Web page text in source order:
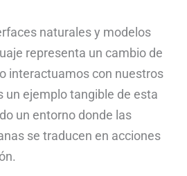
naturales y modelos
representa un cambio de
interactuamos con nuestros
un ejemplo tangible de esta
un entorno donde las
se traducen en acciones